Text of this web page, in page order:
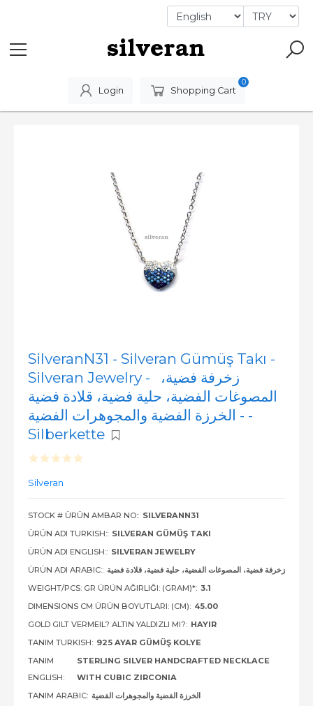
Login Shopping Cart
0
SilveranN31 - Silveran Gümüş Takı -
Silveran Jewelry - زخرفة فضية،
المصوغات الفضية، حلية فضية، قلادة فضية
- الخرزة الفضية والمجوهرات الفضية -
Silberkette
Silveran
STOCK # ÜRÜN AMBAR NO:: SILVERANN31
ÜRÜN ADI TURKISH:: SILVERAN GÜMÜŞ TAKI
ÜRÜN ADI ENGLISH:: SILVERAN JEWELRY
ÜRÜN ADI ARABIC:: زخرفة فضية، المصوغات الفضية، حلية فضية، قلادة فضية
WEIGHT/PCS: GR ÜRÜN AĞIRLIĞI: (GRAM)*: 3.1
DIMENSIONS CM ÜRÜN BOYUTLARI: (CM): 45.00
GOLD GILT VERMEIL? ALTIN YALDIZLI MI?: HAYIR
TANIM TURKISH: 925 AYAR GÜMÜŞ KOLYE
TANIM
ENGLISH:
STERLING SILVER HANDCRAFTED NECKLACE
WITH CUBIC ZIRCONIA
TANIM ARABIC: الخرزة الفضية والمجوهرات الفضية